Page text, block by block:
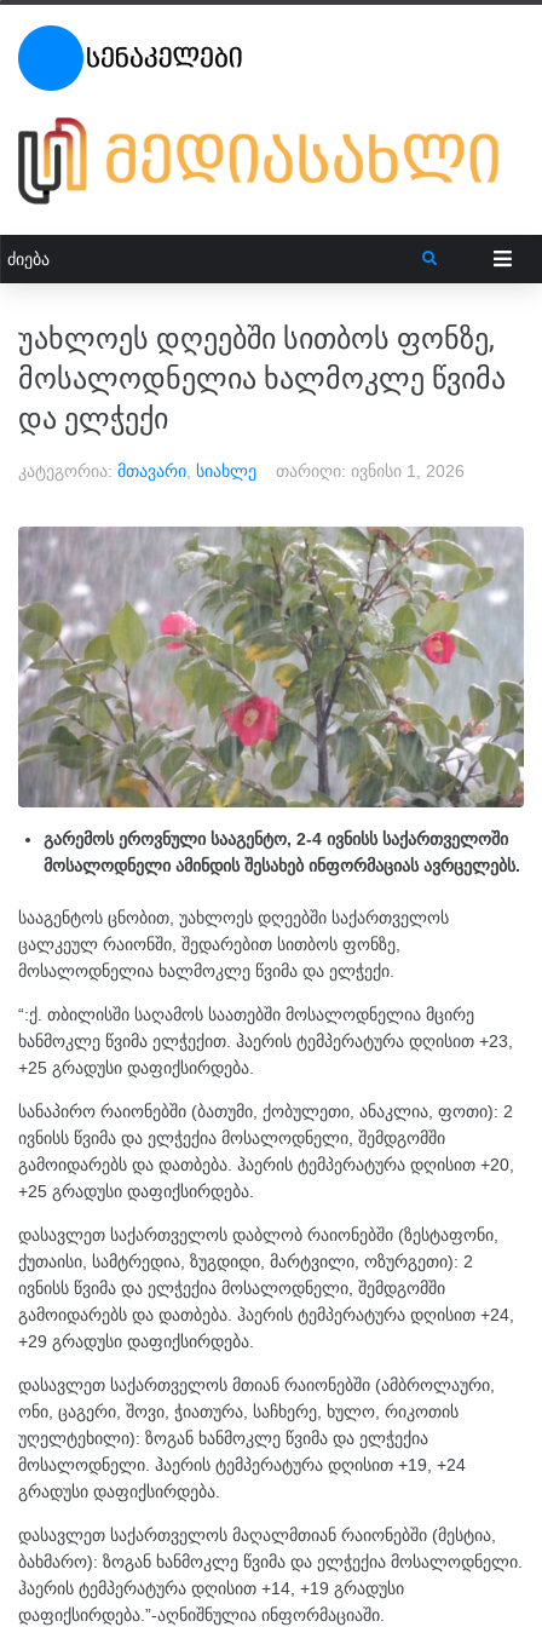
უახლოეს დღეებში სითბოს ფონზე,
მოსალოდნელია ხალმოკლე წვიმა
და ელჭექი
კატეგორია: მთავარი სიახლე თარიღი: ივნისი 1, 2026
გარემოს ეროვნული სააგენტო, 2-4 ივნისს საქართველოში
მოსალოდნელი ამინდის შესახებ ინფორმაციას ავრცელებს.
სააგენტოს ცნობით, უახლოეს დღეებში საქართველოს
ცალკეულ რაიონში, შედარებით სითბოს ფონზე,
მოსალოდნელია ხალმოკლე წვიმა და ელჭექი.
“:ქ. თბილისში საღამოს საათებში მოსალოდნელია მცირე
ხანმოკლე წვიმა ელჭექით. ჰაერის ტემპერატურა დღისით +23,
+25 გრადუსი დაფიქსირდება.
სანაპირო რაიონებში (ბათუმი, ქობულეთი, ანაკლია, ფოთი): 2
ივნისს წვიმა და ელჭექია მოსალოდნელი, შემდგომში
გამოიდარებს და დათბება. ჰაერის ტემპერატურა დღისით +20,
+25 გრადუსი დაფიქსირდება.
დასავლეთ საქართველოს დაბლობ რაიონებში (ზესტაფონი,
ქუთაისი, სამტრედია, ზუგდიდი, მარტვილი, ოზურგეთი): 2
ივნისს წვიმა და ელჭექია მოსალოდნელი, შემდგომში
გამოიდარებს და დათბება. ჰაერის ტემპერატურა დღისით +24,
+29 გრადუსი დაფიქსირდება.
დასავლეთ საქართველოს მთიან რაიონებში (ამბროლაური,
ონი, ცაგერი, შოვი, ჭიათურა, საჩხერე, ხულო, რიკოთის
უღელტეხილი): ზოგან ხანმოკლე წვიმა და ელჭექია
მოსალოდნელი. ჰაერის ტემპერატურა დღისით +19, +24
გრადუსი დაფიქსირდება.
დასავლეთ საქართველოს მაღალმთიან რაიონებში (მესტია,
ბახმარო): ზოგან ხანმოკლე წვიმა და ელჭექია მოსალოდნელი.
ჰაერის ტემპერატურა დღისით +14, +19 გრადუსი
დაფიქსირდება.”-აღნიშნულია ინფორმაციაში.